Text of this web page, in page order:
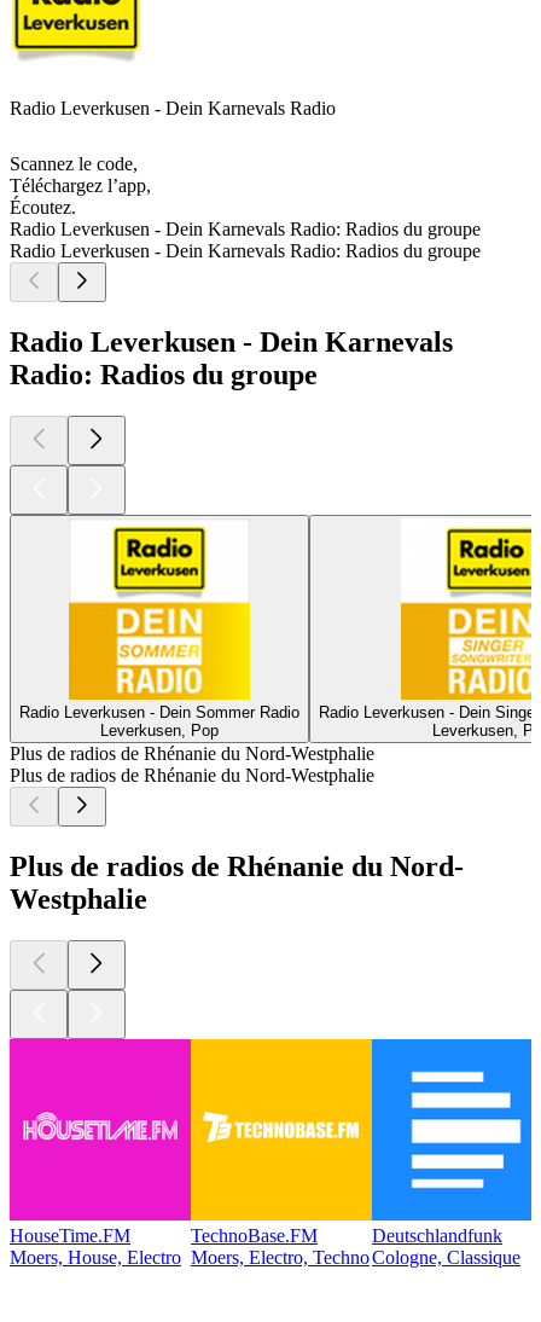
Radio Leverkusen - Dein Karnevals Radio
Scannez le code,
Téléchargez l’app,
Écoutez.
Radio Leverkusen - Dein Karnevals Radio: Radios du groupe
Radio Leverkusen - Dein Karnevals Radio: Radios du groupe
Radio Leverkusen - Dein Karnevals
Radio: Radios du groupe
Radio Leverkusen - Dein Sommer Radio
Leverkusen, Pop
Radio Leverkusen - Dein
Leverkusen,
Plus de radios de Rhénanie du Nord-Westphalie
Plus de radios de Rhénanie du Nord-Westphalie
Plus de radios de Rhénanie du Nord-
Westphalie
HouseTime.FM
Moers, House, Electro
TechnoBase.FM
Moers, Electro, Techno
Deutschlandfunk
Cologne, Classique